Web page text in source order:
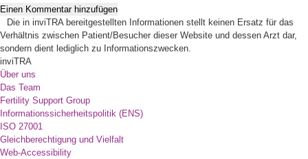
Einen Kommentar hinzufügen
Die in inviTRA bereitgestellten Informationen stellt keinen Ersatz für das
Verhältnis zwischen Patient/Besucher dieser Website und dessen Arzt dar,
sondern dient lediglich zu Informationszwecken.
inviTRA
Über uns
Das Team
Fertility Support Group
Informationssicherheitspolitik (ENS)
ISO 27001
Gleichberechtigung und Vielfalt
Web-Accessibility